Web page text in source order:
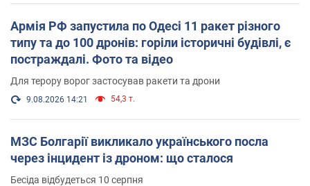
Армія РФ запустила по Одесі 11 ракет різного
типу та до 100 дронів: горіли історичні будівлі, є
постраждалі. Фото та відео
Для терору ворог застосував ракети та дрони
9.08.2026 14:21 54,3 т.
МЗС Болгарії викликало українського посла
через інцидент із дроном: що сталося
Бесіда відбудеться 10 серпня